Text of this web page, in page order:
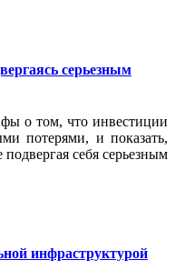
серьезным
о том, что инвестиции
потерями, и показать,
себя серьезным
инфраструктурой